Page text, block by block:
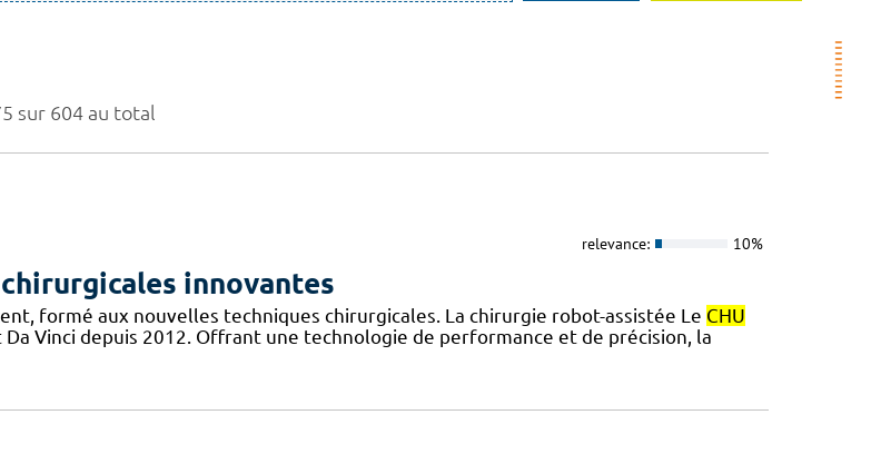
sur 604 au total
relevance: 10%
innovantes
formé aux nouvelles techniques chirurgicales. La chirurgie robot-assistée Le CHU
Vinci depuis 2012. Offrant une technologie de performance et de précision, la